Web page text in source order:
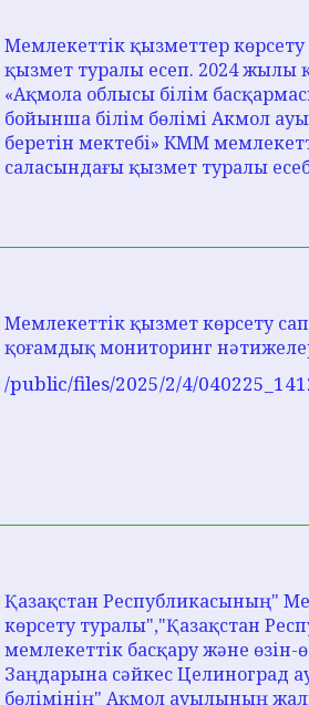
Мемлекеттік қызметтер көрсету
қызмет туралы есеп. 2024 жылы
«Ақмола облысы білім
бойынша білім бөлімі Акмол
беретін мектебі» КММ
саласындағы қызмет туралы
Мемлекеттік қызмет көрсету
қоғамдық мониторинг
/public/files/2025/2/4/
Қазақстан Республикасының"
көрсету туралы","Қазақстан
мемлекеттік басқару және өзін-
Заңдарына сәйкес Целиноград
бөлімінің" Ақмол ауылының